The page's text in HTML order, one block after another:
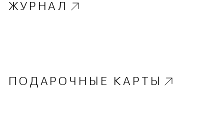
ЖУРНАЛ
ПОДАРОЧНЫЕ КАРТЫ